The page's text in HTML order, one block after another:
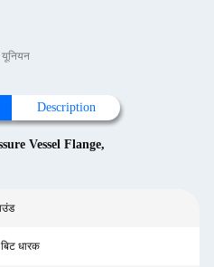
यूनियन
Description
Vessel Flange,
धारक